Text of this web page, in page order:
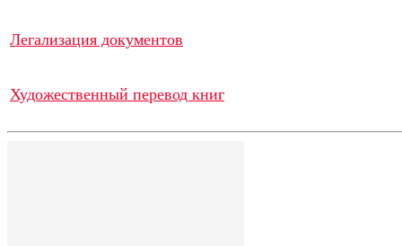
Легализация документов
Художественный перевод книг